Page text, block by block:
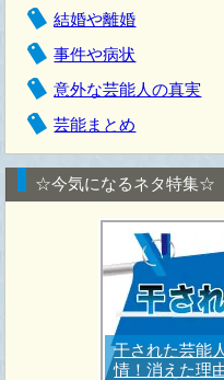
結婚や離婚
事件や病状
意外な芸能人の真実
芸能まとめ
☆今気になるネタ特集☆
干された芸能
情！消えた理